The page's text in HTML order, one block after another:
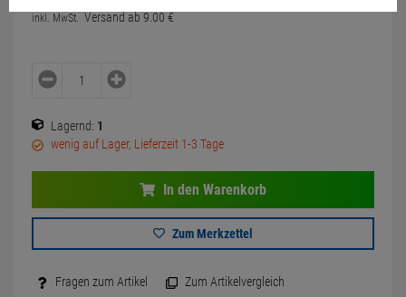
inkl. MwSt. Versand ab 9. 00 €
Lagernd: 1
wenig auf Lager, Lieferzeit 1-3 Tage
In den Warenkorb
Zum Merkzettel
Fragen zum Artikel Zum Artikelvergleich